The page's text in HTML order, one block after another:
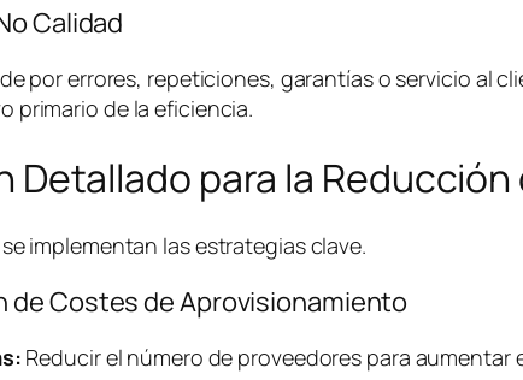
Calidad
por errores, repeticiones, garantías o servicio al
primario de la eficiencia.
Detallado para la
implementan las estrategias clave.
de Costes de Aprovisionamiento
Reducir el número de proveedores para